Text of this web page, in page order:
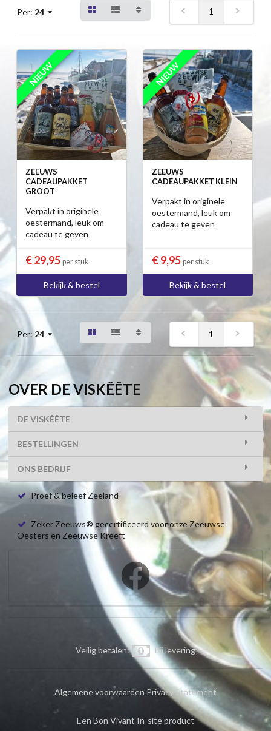
Per: 24 1
NIEUW
ZEEUWS
CADEAUPAKKET
GROOT
Verpakt in originele
oestermand, leuk om
cadeau te geven
€ 29,95 per stuk
Bekijk & bestel
NIEUW
ZEEUWS
CADEAUPAKKET KLEIN
Verpakt in originele
oestermand, leuk om
cadeau te geven
€ 9,95 per stuk
Bekijk & bestel
Per: 24 1
OVER DE VISKÊÊTE
DE VISKÊÊTE
BESTELLINGEN
ONS BEDRIJF
Proef & beleef Zeeland
Zeker Zeeuws® gecertificeerd voor onze Zeeuwse
Oesters en Zeeuwse Kreeft
Veilig betalen: bij levering
Algemene voorwaarden Privacy Statement
Een Bon Vivant In-site product